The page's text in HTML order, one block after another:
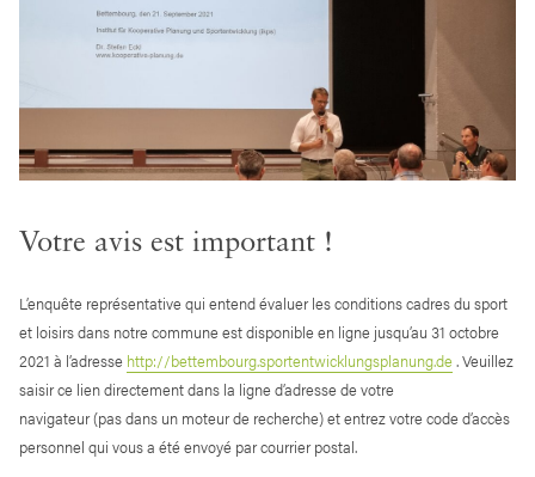
Votre avis est important !
L’enquête représentative qui entend évaluer les conditions cadres du sport
et loisirs dans notre commune est disponible en ligne jusqu’au 31 octobre
2021 à l’adresse http://bettembourg.sportentwicklungsplanung.de. Veuillez
saisir ce lien directement dans la ligne d’adresse de votre
navigateur (pas dans un moteur de recherche) et entrez votre code d’accès
personnel qui vous a été envoyé par courrier postal.